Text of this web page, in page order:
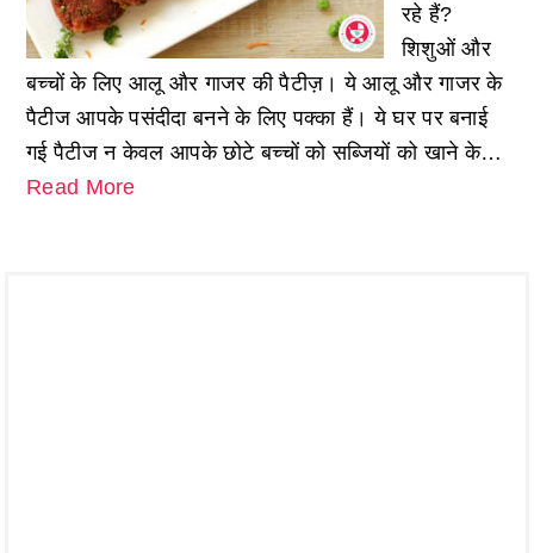
रहे हैं?
शिशुओं और
बच्चों के लिए आलू और गाजर की पैटीज़। ये आलू और गाजर के
पैटीज आपके पसंदीदा बनने के लिए पक्का हैं। ये घर पर बनाई
गई पैटीज न केवल आपके छोटे बच्चों को सब्जियों को खाने के…
Read More